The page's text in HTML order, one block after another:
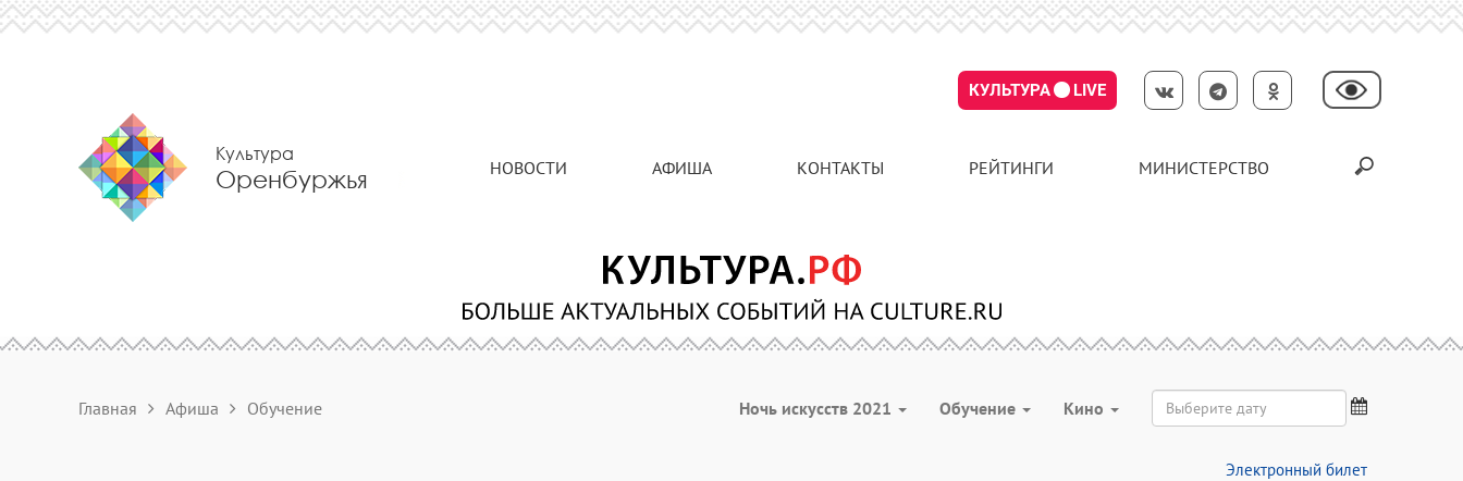
КУЛЬТУРА LIVE
Культура
Оренбуржья НОВОСТИ АФИША КОНТАКТЫ РЕЙТИНГИ МИНИСТЕРСТВО
Главная Афиша Обучение Ночь искусств 2021 Обучение Кино
Электронный билет